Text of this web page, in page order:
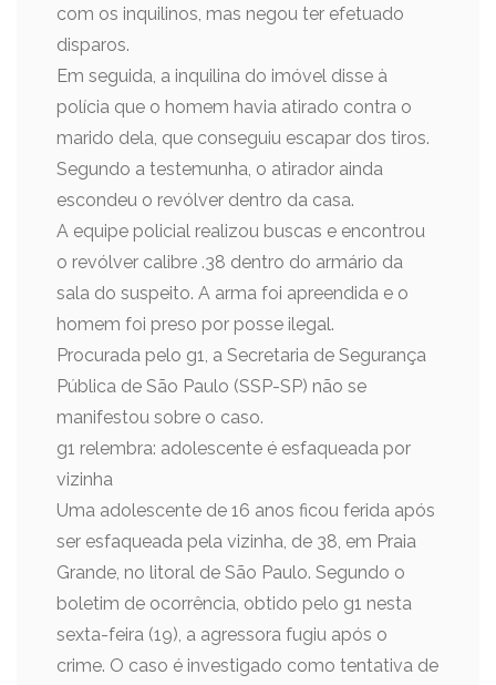
com os inquilinos, mas negou ter efetuado
disparos.
Em seguida, a inquilina do imóvel disse à
polícia que o homem havia atirado contra o
marido dela, que conseguiu escapar dos tiros.
Segundo a testemunha, o atirador ainda
escondeu o revólver dentro da casa.
A equipe policial realizou buscas e encontrou
o revólver calibre .38 dentro do armário da
sala do suspeito. A arma foi apreendida e o
homem foi preso por posse ilegal.
Procurada pelo g1, a Secretaria de Segurança
Pública de São Paulo (SSP-SP) não se
manifestou sobre o caso.
g1 relembra: adolescente é esfaqueada por
vizinha
Uma adolescente de 16 anos ficou ferida após
ser esfaqueada pela vizinha, de 38, em Praia
Grande, no litoral de São Paulo. Segundo o
boletim de ocorrência, obtido pelo g1 nesta
sexta-feira (19), a agressora fugiu após o
crime. O caso é investigado como tentativa de